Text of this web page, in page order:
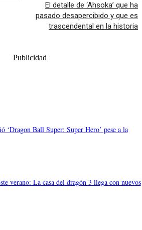
El detalle de ‘Ahsoka’ que ha
pasado desapercibido y que es
trascendental en la historia
Publicidad
‘Dragon Ball Super: Super Hero’ pese a la
verano: La casa del dragón 3 llega con nuevos